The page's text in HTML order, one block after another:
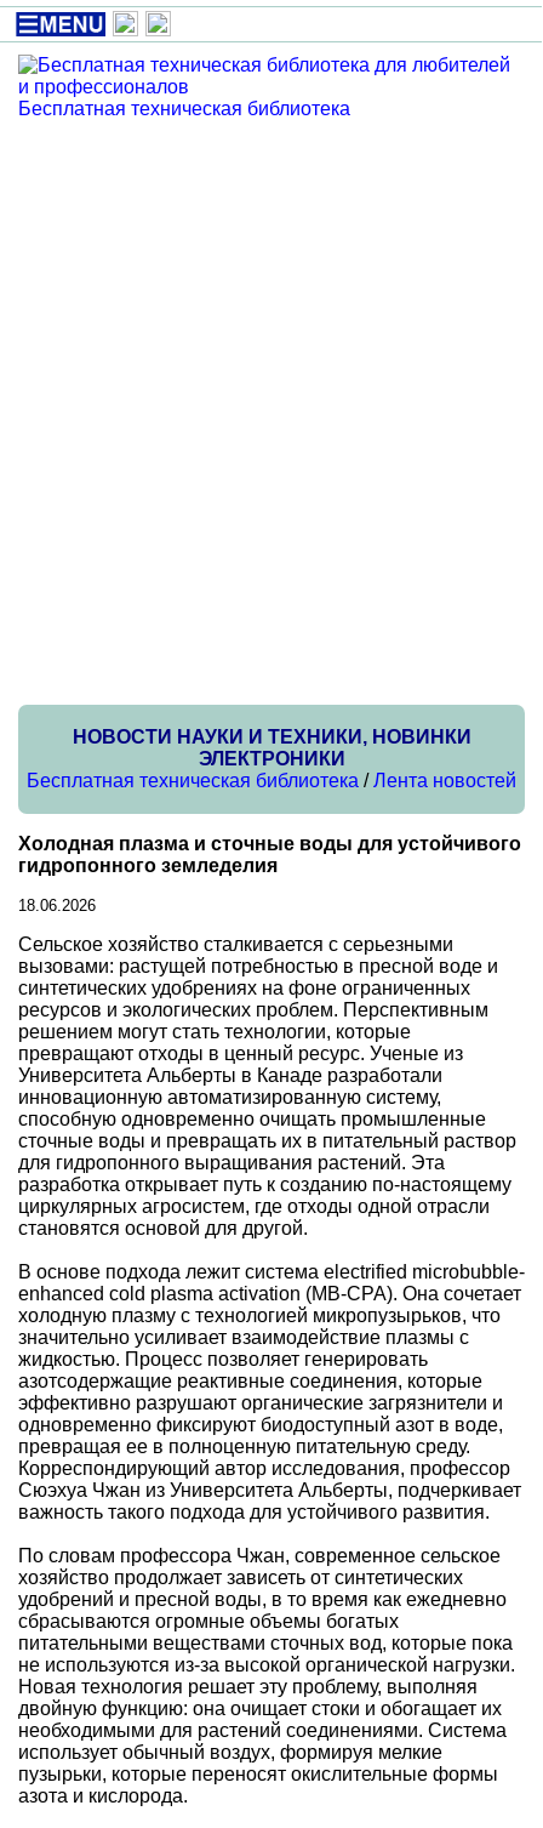
Бесплатная техническая библиотека
НОВОСТИ НАУКИ И ТЕХНИКИ, НОВИНКИ
ЭЛЕКТРОНИКИ
Бесплатная техническая библиотека /Лента новостей
Холодная плазма и сточные воды для устойчивого
гидропонного земледелия
18.06.2026
Сельское хозяйство сталкивается с серьезными
вызовами: растущей потребностью в пресной воде и
синтетических удобрениях на фоне ограниченных
ресурсов и экологических проблем. Перспективным
решением могут стать технологии, которые
превращают отходы в ценный ресурс. Ученые из
Университета Альберты в Канаде разработали
инновационную автоматизированную систему,
способную одновременно очищать промышленные
сточные воды и превращать их в питательный раствор
для гидропонного выращивания растений. Эта
разработка открывает путь к созданию по-настоящему
циркулярных агросистем, где отходы одной отрасли
становятся основой для другой.
В основе подхода лежит система electrified microbubble-
enhanced cold plasma activation (MB-CPA). Она сочетает
холодную плазму с технологией микропузырьков, что
значительно усиливает взаимодействие плазмы с
жидкостью. Процесс позволяет генерировать
азотсодержащие реактивные соединения, которые
эффективно разрушают органические загрязнители и
одновременно фиксируют биодоступный азот в воде,
превращая ее в полноценную питательную среду.
Корреспондирующий автор исследования, профессор
Сюэхуа Чжан из Университета Альберты, подчеркивает
важность такого подхода для устойчивого развития.
По словам профессора Чжан, современное сельское
хозяйство продолжает зависеть от синтетических
удобрений и пресной воды, в то время как ежедневно
сбрасываются огромные объемы богатых
питательными веществами сточных вод, которые пока
не используются из-за высокой органической нагрузки.
Новая технология решает эту проблему, выполняя
двойную функцию: она очищает стоки и обогащает их
необходимыми для растений соединениями. Система
использует обычный воздух, формируя мелкие
пузырьки, которые переносят окислительные формы
азота и кислорода.